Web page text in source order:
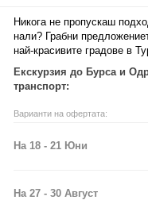
Никога не пропускаш
нали? Грабни
най-красивите градове в
Екскурзия до Бурса и
транспорт:
Варианти на офертата:
На 18 - 21 Юни
На 27 - 30 Август